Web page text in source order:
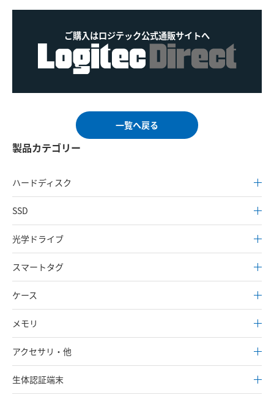
ご購入はロジテック公式通販サイトへ
一覧へ戻る
製品カテゴリー
ハードディスク
SSD
光学ドライブ
スマートタグ
ケース
メモリ
アクセサリ・他
生体認証端末